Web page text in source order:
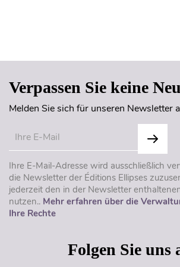
Verpassen Sie keine
Melden Sie sich für unseren Newsletter
Ihre E-Mail-Adresse wird ausschließlich
die Newsletter der Éditions Ellipses
jederzeit den in der Newsletter
nutzen.. Mehr erfahren über die
Ihre Rechte
Folgen Sie uns